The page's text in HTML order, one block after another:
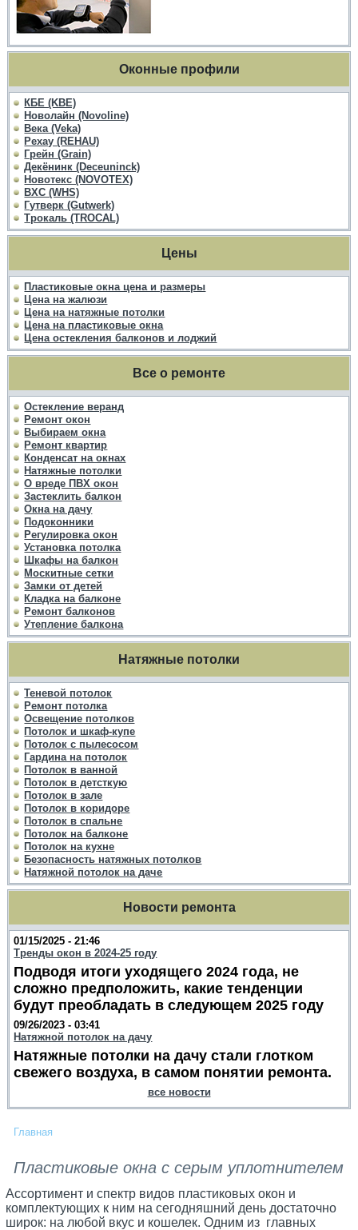
Оконные профили
КБЕ (KBE)
Новолайн (Novoline)
Века (Veka)
Рехау (REHAU)
Грейн (Grain)
Декёнинк (Deceuninck)
Новотекс (NOVOTEX)
ВХС (WHS)
Гутверк (Gutwerk)
Трокаль (TROCAL)
Цены
Пластиковые окна цена и размеры
Цена на жалюзи
Цена на натяжные потолки
Цена на пластиковые окна
Цена остекления балконов и лоджий
Все о ремонте
Остекление веранд
Ремонт окон
Выбираем окна
Ремонт квартир
Конденсат на окнах
Натяжные потолки
О вреде ПВХ окон
Застеклить балкон
Окна на дачу
Подоконники
Регулировка окон
Установка потолка
Шкафы на балкон
Москитные сетки
Замки от детей
Кладка на балконе
Ремонт балконов
Утепление балкона
Натяжные потолки
Теневой потолок
Ремонт потолка
Освещение потолков
Потолок и шкаф-купе
Потолок с пылесосом
Гардина на потолок
Потолок в ванной
Потолок в детсткую
Потолок в зале
Потолок в коридоре
Потолок в спальне
Потолок на балконе
Потолок на кухне
Безопасность натяжных потолков
Натяжной потолок на даче
Новости ремонта
01/15/2025 - 21:46
Тренды окон в 2024-25 году
Подводя итоги уходящего 2024 года, не
сложно предположить, какие тенденции
будут преобладать в следующем 2025 году
09/26/2023 - 03:41
Натяжной потолок на дачу
Натяжные потолки на дачу стали глотком
свежего воздуха, в самом понятии ремонта.
все новости
Главная
Пластиковые окна с серым уплотнителем
Ассортимент и спектр видов пластиковых окон и
комплектующих к ним на сегодняшний день достаточно
широк: на любой вкус и кошелек. Одним из главных